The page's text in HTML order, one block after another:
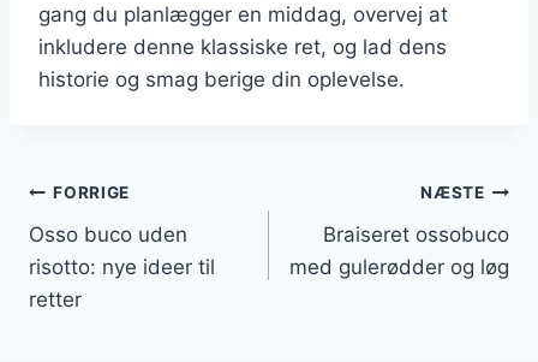
gang du planlægger en middag, overvej at
inkludere denne klassiske ret, og lad dens
historie og smag berige din oplevelse.
Indlægsnavigation
FORRIGE
Osso buco uden
risotto: nye ideer til
retter
NÆSTE
Braiseret ossobuco
med gulerødder og løg